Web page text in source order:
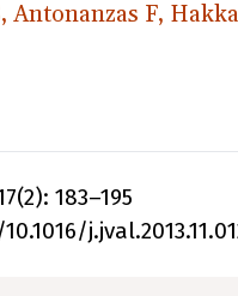
Antonanzas F,
183–195